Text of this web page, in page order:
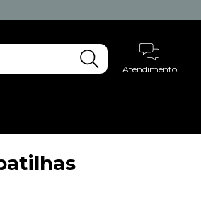
Atendimento